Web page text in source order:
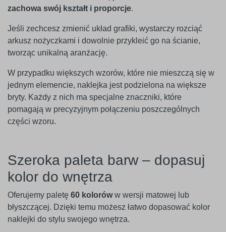
zachowa swój kształt i proporcje.
Jeśli zechcesz zmienić układ grafiki, wystarczy rozciąć
arkusz nożyczkami i dowolnie przykleić go na ścianie,
tworząc unikalną aranżację.
W przypadku większych wzorów, które nie mieszczą się w
jednym elemencie, naklejka jest podzielona na większe
bryty. Każdy z nich ma specjalne znaczniki, które
pomagają w precyzyjnym połączeniu poszczególnych
części wzoru.
Szeroka paleta barw – dopasuj
kolor do wnętrza
Oferujemy paletę 60 koloróww wersji matowej lub
błyszczącej. Dzięki temu możesz łatwo dopasować kolor
naklejki do stylu swojego wnętrza.